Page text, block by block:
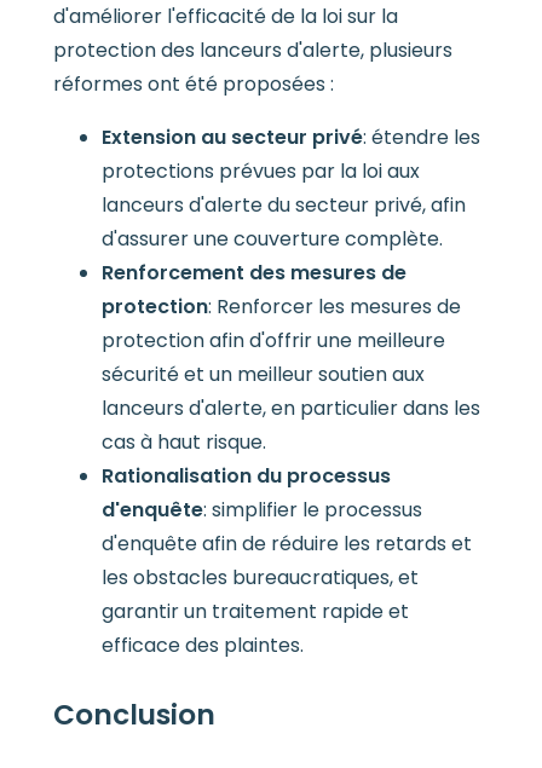
d'améliorer l'efficacité de la loi sur la
protection des lanceurs d'alerte, plusieurs
réformes ont été proposées :
Extension au secteur privé: étendre les
protections prévues par la loi aux
lanceurs d'alerte du secteur privé, afin
d'assurer une couverture complète.
Renforcement des mesures de
protection: Renforcer les mesures de
protection afin d'offrir une meilleure
sécurité et un meilleur soutien aux
lanceurs d'alerte, en particulier dans les
cas à haut risque.
Rationalisation du processus
d'enquête: simplifier le processus
d'enquête afin de réduire les retards et
les obstacles bureaucratiques, et
garantir un traitement rapide et
efficace des plaintes.
Conclusion